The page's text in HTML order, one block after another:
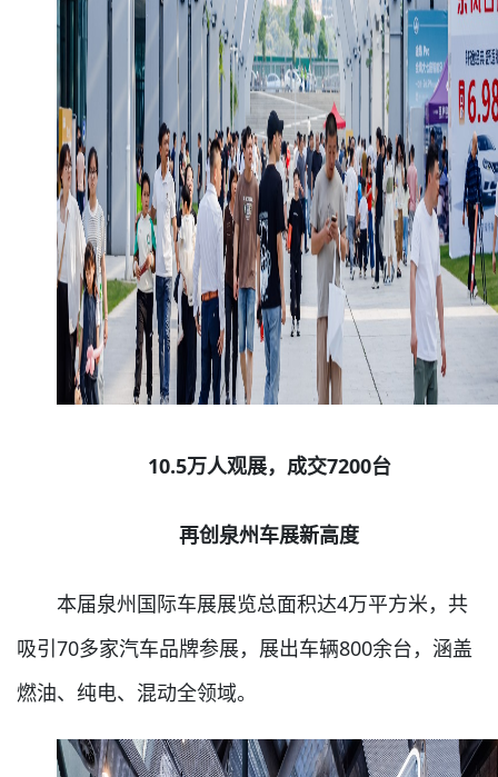
10.5万人观展，成交7200台
再创泉州车展新高度
本届泉州国际车展展览总面积达4万平方米，共
吸引70多家汽车品牌参展，展出车辆800余台，涵盖
燃油、纯电、混动全领域。